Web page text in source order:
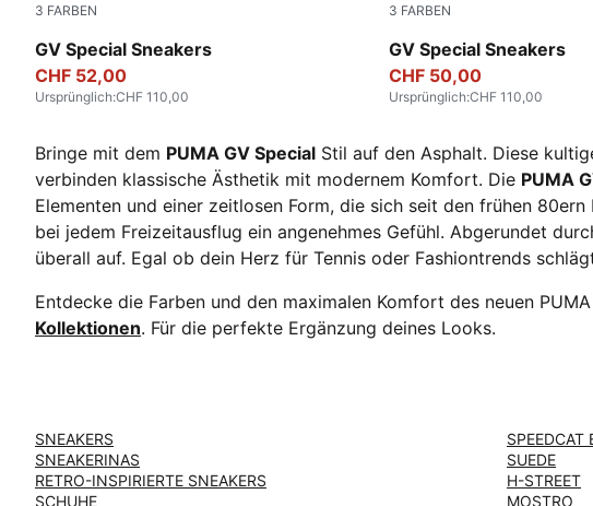
3 FARBEN
GV Special Sneakers
PUMA White-PUMA White
CHF 52,00
Ursprünglich:CHF 110,00
3 FARBEN
GV Special Sneakers
PUMA Black-PUMA Black
CHF 50,00
Ursprünglich:CHF 110,00
Bringe mit dem PUMA GV Special Stil auf den Asphalt. Diese
verbinden klassische Ästhetik mit modernem Komfort. Die PUMA
Elementen und einer zeitlosen Form, die sich seit den frühen
bei jedem Freizeitausflug ein angenehmes Gefühl. Abgerundet
überall auf. Egal ob dein Herz für Tennis oder Fashiontrends
Entdecke die Farben und den maximalen Komfort des neuen
Kollektionen. Für die perfekte Ergänzung deines Looks.
SNEAKERS
SNEAKERINAS
RETRO-INSPIRIERTE SNEAKERS
SCHUHE
SPEEDCAT
SUEDE
H-STREET
MOSTRO